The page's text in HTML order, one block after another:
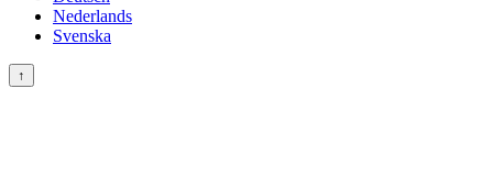
Nederlands
Svenska
↑